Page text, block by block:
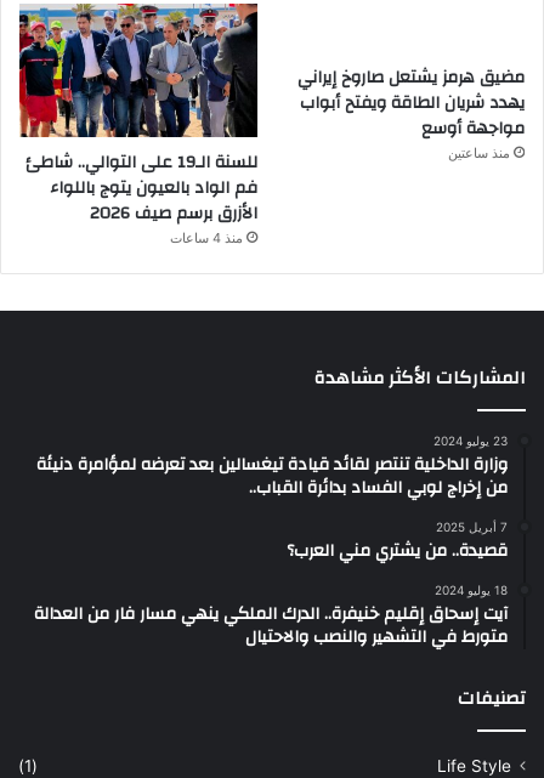
مضيق هرمز يشتعل صاروخ إيراني
يهدد شريان الطاقة ويفتح أبواب
مواجهة أوسع
منذ ساعتين
للسنة الـ19 على التوالي.. شاطئ
فم الواد بالعيون يتوج باللواء
الأزرق برسم صيف 2026
منذ 4 ساعات
المشاركات الأكثر مشاهدة
23 يوليو 2024
وزارة الداخلية تنتصر لقائد قيادة تيغسالين بعد تعرضه لمؤامرة دنيئة
من إخراج لوبي الفساد بدائرة القباب..
7 أبريل 2025
قصيدة.. من يشتري مني العرب؟
18 يوليو 2024
آيت إسحاق إقليم خنيفرة.. الدرك الملكي ينهي مسار فار من العدالة
متورط في التشهير والنصب والاحتيال
تصنيفات
Life Style
(1)